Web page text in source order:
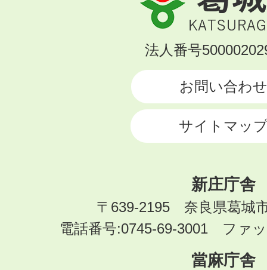
城
市
KATSURAGI
法人番号
お問い合わせ
サイトマッ
新庄庁舎
〒639-2195 奈良県葛城
電話番号:0745-69-3001 ファ
當麻庁舎